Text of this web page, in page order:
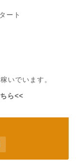
ート
いでいます。
ら<<